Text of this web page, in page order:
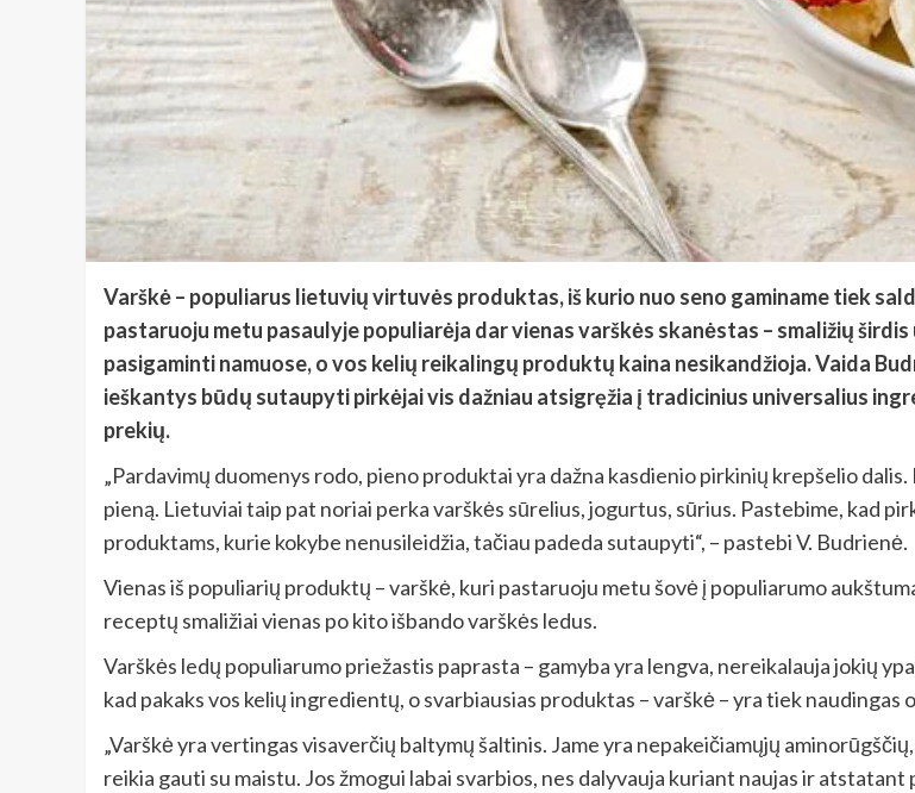
Varškė – populiarus lietuvių virtuvės produktas, iš kurio nuo seno gaminame tiek
pastaruoju metu pasaulyje populiarėja dar vienas varškės skanėstas – smaližių
pasigaminti namuose, o vos kelių reikalingų produktų kaina nesikandžioja. Vaida
ieškantys būdų sutaupyti pirkėjai vis dažniau atsigręžia į tradicinius universalius
prekių.
„Pardavimų duomenys rodo, pieno produktai yra dažna kasdienio pirkinių krepšelio
pieną. Lietuviai taip pat noriai perka varškės sūrelius, jogurtus, sūrius. Pastebime, kad
produktams, kurie kokybe nenusileidžia, tačiau padeda sutaupyti“, – pastebi V. Budrienė.
Vienas iš populiarių produktų – varškė, kuri pastaruoju metu šovė į populiarumo
receptų smaližiai vienas po kito išbando varškės ledus.
Varškės ledų populiarumo priežastis paprasta – gamyba yra lengva, nereikalauja jokių
kad pakaks vos kelių ingredientų, o svarbiausias produktas – varškė – yra tiek naudingas
„Varškė yra vertingas visaverčių baltymų šaltinis. Jame yra nepakeičiamųjų
reikia gauti su maistu. Jos žmogui labai svarbios, nes dalyvauja kuriant naujas ir